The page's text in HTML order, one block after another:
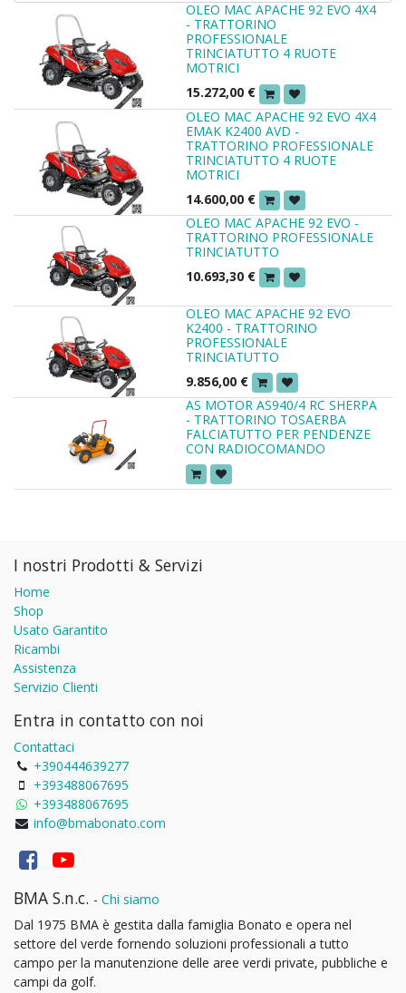
OLEO MAC APACHE 92 EVO 4X4
- TRATTORINO
PROFESSIONALE
TRINCIATUTTO 4 RUOTE
MOTRICI
15.272,00 €
OLEO MAC APACHE 92 EVO 4X4
EMAK K2400 AVD -
TRATTORINO PROFESSIONALE
TRINCIATUTTO 4 RUOTE
MOTRICI
14.600,00 €
OLEO MAC APACHE 92 EVO -
TRATTORINO PROFESSIONALE
TRINCIATUTTO
10.693,30 €
OLEO MAC APACHE 92 EVO
K2400 - TRATTORINO
PROFESSIONALE
TRINCIATUTTO
9.856,00 €
AS MOTOR AS940/4 RC SHERPA
- TRATTORINO TOSAERBA
FALCIATUTTO PER PENDENZE
CON RADIOCOMANDO
I nostri Prodotti & Servizi
Home
Shop
Usato Garantito
Ricambi
Assistenza
Servizio Clienti
Entra in contatto con noi
Contattaci
+390444639277
+393488067695
+393488067695
info@bmabonato.com
BMA S.n.c. - Chi siamo
Dal 1975 BMA è gestita dalla famiglia Bonato e opera nel
settore del verde fornendo soluzioni professionali a tutto
campo per la manutenzione delle aree verdi private, pubbliche e
campi da golf.